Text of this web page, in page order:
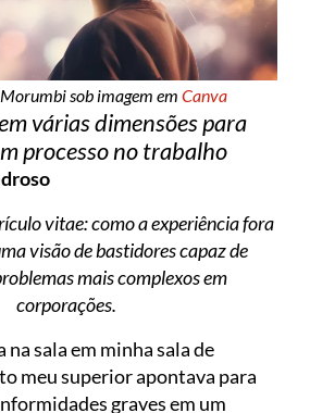
sob imagem em Canva
várias dimensões para
processo no trabalho
vitae: como a experiência fora
visão de bastidores capaz de
mais complexos em
corporações.
na sala em minha sala de
meu superior apontava para
graves em um